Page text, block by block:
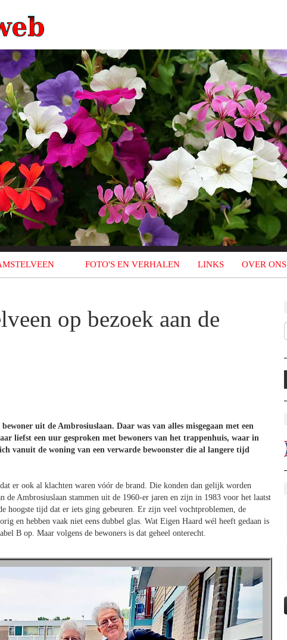
FOTO'S EN VERHALEN LINKS OVER ONS
op bezoek aan de
uit de Ambrosiuslaan. Daar was van alles misgegaan met een
liefst een uur gesproken met bewoners van het trappenhuis, waar in
vanuit de woning van een verwarde bewoonster die al langere tijd
er ook al klachten waren vóór de brand. Die konden dan gelijk worden
de Ambrosiuslaan stammen uit de 1960-er jaren en zijn in 1983 voor het laatst
hoogste tijd dat er iets ging gebeuren. Er zijn veel vochtproblemen, de
en hebben vaak niet eens dubbel glas. Wat Eigen Haard wél heeft gedaan is
B op. Maar volgens de bewoners is dat geheel onterecht.